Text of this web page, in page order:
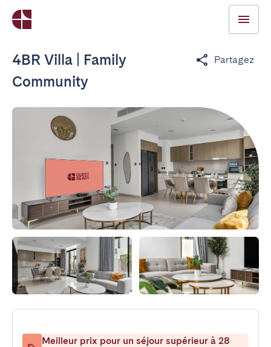
4BR Villa | Family
Community
Partagez
Meilleur prix pour un séjour supérieur à 28